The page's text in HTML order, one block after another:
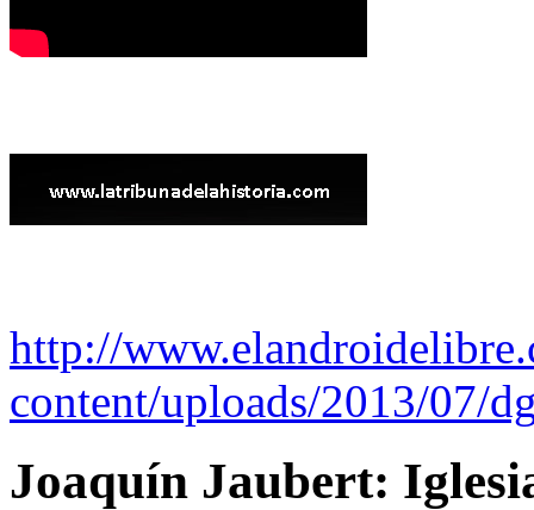
http://
content/uploads/2013/07/
Joaquín Jaubert: